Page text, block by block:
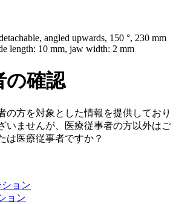
脊髄治療
鋼製器具と滅菌コンテナーシステム
ーシステム
/ 皮膚用接着剤
塞栓術
の疾患
ちのカルチャー
で働くということ）
性
せフォーム
ペース
スリリース
angled upwards, 150 °, 230 mm
length: 10 mm, jaw width: 2 mm
の確認
の方を対象とした情報を提供しており
いませんが、医療従事者の方以外はご
は医療従事者ですか？
ョン
ョン